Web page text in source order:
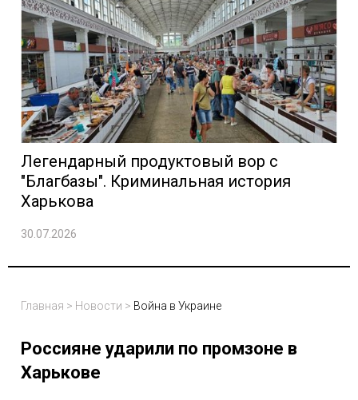
Легендарный продуктовый вор с
"Благбазы". Криминальная история
Харькова
30.07.2026
Главная > Новости > Война в Украине
Россияне ударили по промзоне в
Харькове